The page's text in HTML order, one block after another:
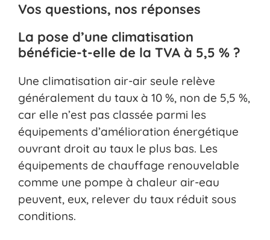
Vos questions, nos réponses
La pose d’une climatisation
bénéficie-t-elle de la TVA à 5,5 % ?
Une climatisation air-air seule relève
généralement du taux à 10 %, non de 5,5 %,
car elle n’est pas classée parmi les
équipements d’amélioration énergétique
ouvrant droit au taux le plus bas. Les
équipements de chauffage renouvelable
comme une pompe à chaleur air-eau
peuvent, eux, relever du taux réduit sous
conditions.